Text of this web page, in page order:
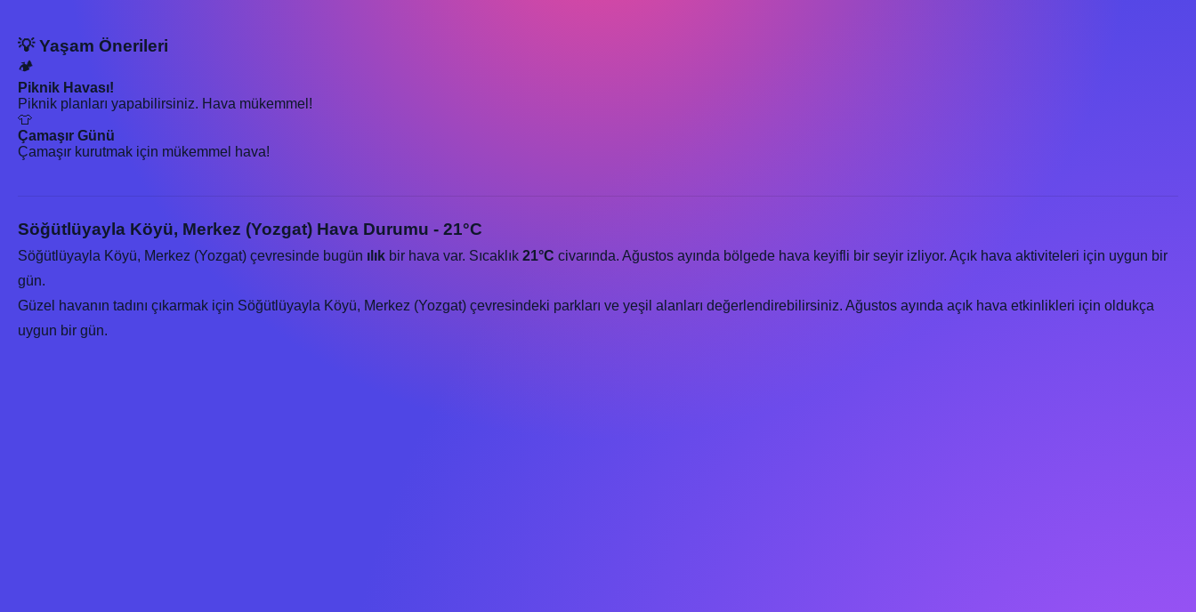
💡 Yaşam Önerileri
🏕️
Piknik Havası!
Piknik planları yapabilirsiniz. Hava mükemmel!
👕
Çamaşır Günü
Çamaşır kurutmak için mükemmel hava!
Söğütlüyayla Köyü, Merkez (Yozgat) Hava Durumu - 21°C
Söğütlüyayla Köyü, Merkez (Yozgat) çevresinde bugün ılık bir hava var. Sıcaklık 21°C civarında. Ağustos ayında bölgede hava keyifli bir seyir izliyor. Açık hava aktiviteleri için uygun bir
gün.
Güzel havanın tadını çıkarmak için Söğütlüyayla Köyü, Merkez (Yozgat) çevresindeki parkları ve yeşil alanları değerlendirebilirsiniz. Ağustos ayında açık hava etkinlikleri için oldukça
uygun bir gün.